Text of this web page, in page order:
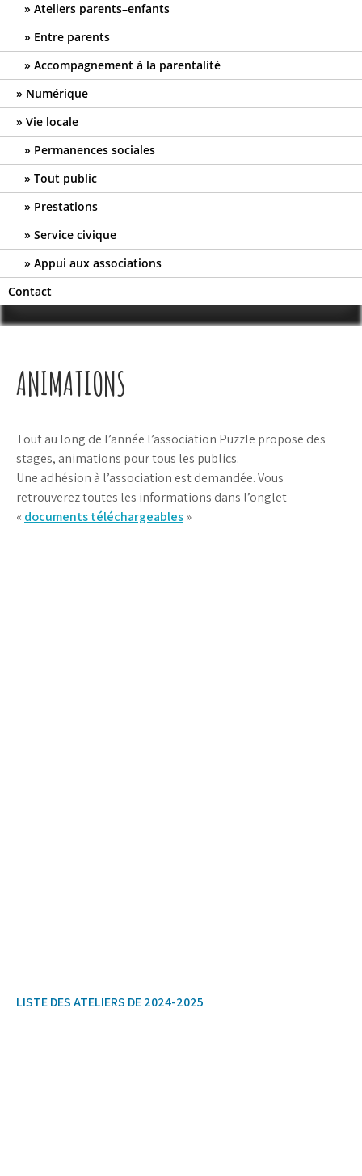
Ateliers parents–enfants
Entre parents
Accompagnement à la parentalité
Numérique
Vie locale
Permanences sociales
Tout public
Prestations
Service civique
Appui aux associations
Contact
ANIMATIONS
Tout au long de l’année l’association Puzzle propose des
stages, animations pour tous les publics.
Une adhésion à l’association est demandée. Vous
retrouverez toutes les informations dans l’onglet
« documents téléchargeables»
LISTE DES ATELIERS DE 2024-2025